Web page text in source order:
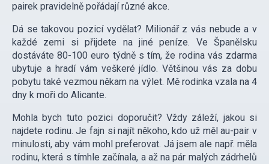
pairek pravidelně pořádají různé akce.
Dá se takovou pozicí vydělat? Milionář z vás nebude a v
každé zemi si přijdete na jiné peníze. Ve Španělsku
dostáváte 80-100 euro týdně s tím, že rodina vás zdarma
ubytuje a hradí vám veškeré jídlo. Většinou vás za dobu
pobytu také vezmou někam na výlet. Mě rodinka vzala na 4
dny k moři do Alicante.
Mohla bych tuto pozici doporučit? Vždy záleží, jakou si
najdete rodinu. Je fajn si najít někoho, kdo už měl au-pair v
minulosti, aby vám mohl preferovat. Já jsem ale např. měla
rodinu, která s tímhle začínala, a až na pár malých zádrhelů